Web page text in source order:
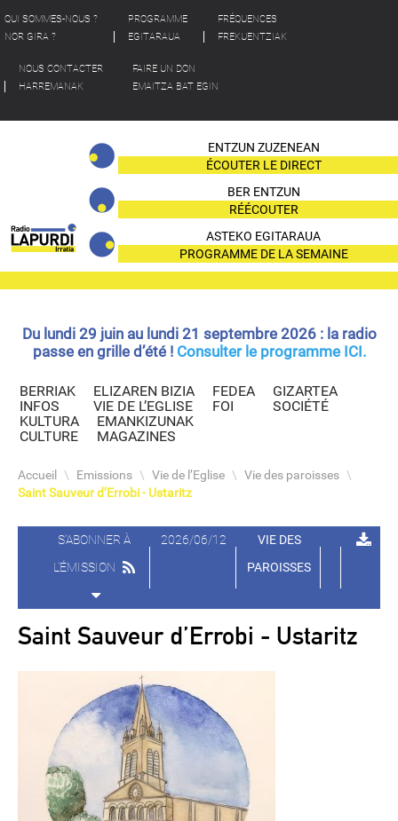
QUI SOMMES-NOUS ?
NOR GIRA ?
PROGRAMME
EGITARAUA
FRÉQUENCES
FREKUENTZIAK
NOUS CONTACTER
HARREMANAK
FAIRE UN DON
EMAITZA BAT EGIN
ENTZUN ZUZENEAN
ÉCOUTER LE DIRECT
BER ENTZUN
RÉÉCOUTER
ASTEKO EGITARAUA
PROGRAMME DE LA SEMAINE
Du lundi 29 juin au lundi 21 septembre 2026 : la radio
passe en grille d’été ! Consulter le programme ICI.
BERRIAK
INFOS
ELIZAREN BIZIA
VIE DE L’EGLISE
FEDEA
FOI
GIZARTEA
SOCIÉTÉ
KULTURA
CULTURE
EMANKIZUNAK
MAGAZINES
Accueil \ Emissions \ Vie de l’Eglise \ Vie des paroisses \
Saint Sauveur d’Errobi - Ustaritz
S'ABONNER À
L'ÉMISSION
2026/06/12
VIE DES
PAROISSES
Saint Sauveur d’Errobi - Ustaritz